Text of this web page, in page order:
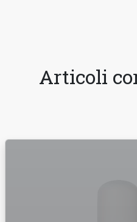
Articoli